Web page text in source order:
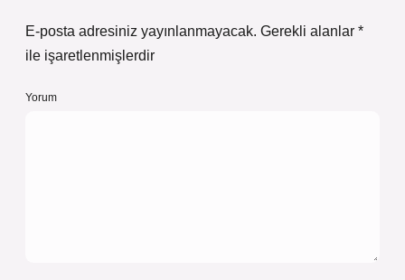
E-posta adresiniz yayınlanmayacak. Gerekli alanlar *
ile işaretlenmişlerdir
Yorum